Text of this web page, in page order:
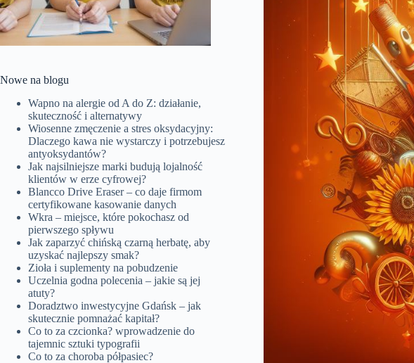
Nowe na blogu
Wapno na alergie od A do Z: działanie,
skuteczność i alternatywy
Wiosenne zmęczenie a stres oksydacyjny:
Dlaczego kawa nie wystarczy i potrzebujesz
antyoksydantów?
Jak najsilniejsze marki budują lojalność
klientów w erze cyfrowej?
Blancco Drive Eraser – co daje firmom
certyfikowane kasowanie danych
Wkra – miejsce, które pokochasz od
pierwszego spływu
Jak zaparzyć chińską czarną herbatę, aby
uzyskać najlepszy smak?
Zioła i suplementy na pobudzenie
Uczelnia godna polecenia – jakie są jej
atuty?
Doradztwo inwestycyjne Gdańsk – jak
skutecznie pomnażać kapitał?
Co to za czcionka? wprowadzenie do
tajemnic sztuki typografii
Co to za choroba półpasiec?